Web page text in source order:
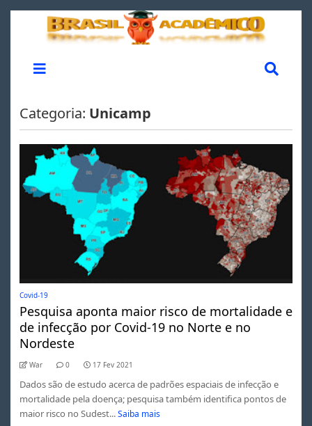
Categoria: Unicamp
Covid-19
Pesquisa aponta maior risco de mortalidade e
de infecção por Covid-19 no Norte e no
Nordeste
War 0 17 Fev 2021
Dados são de estudo acerca de padrões espaciais de infecção e
mortalidade pela doença; pesquisa também identifica pontos de
maior risco no Sudest... Saiba mais